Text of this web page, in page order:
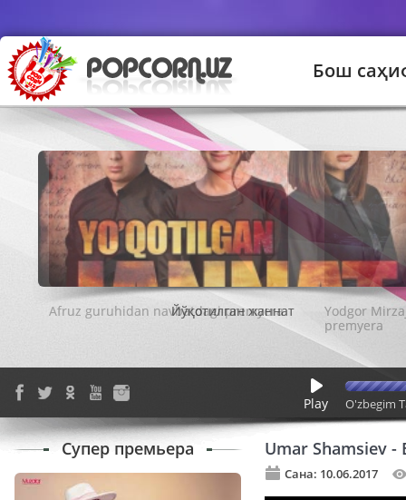
Бош
Йўқотилган жаннат
Play O'zbegim
Umar Shamsiev -
Сана: 10.06.2017
Супер премьера